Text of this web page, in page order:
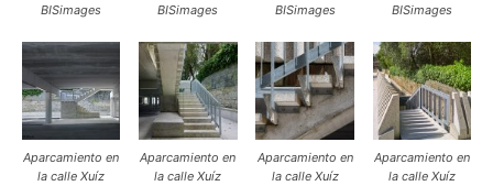
BISimages
BISimages
BISimages
BISimages
Aparcamiento en
la calle Xuíz
Aparcamiento en
la calle Xuíz
Aparcamiento en
la calle Xuíz
Aparcamiento en
la calle Xuíz